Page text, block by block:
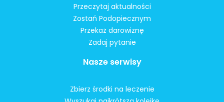
Przeczytaj aktualności
Zostań Podopiecznym
Przekaż darowiznę
Zadaj pytanie
Nasze serwisy
Zbierz środki na leczenie